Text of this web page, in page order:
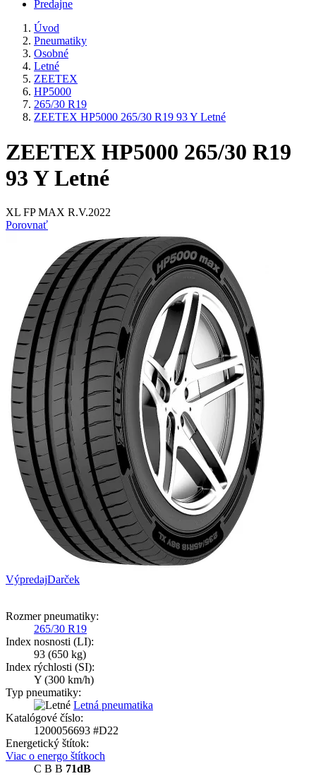
Predajne
Úvod
Pneumatiky
Osobné
Letné
ZEETEX
HP5000
265/30 R19
ZEETEX HP5000 265/30 R19 93 Y Letné
ZEETEX HP5000 265/30 R19
93 Y Letné
XL FP MAX R.V.2022
Porovnať
VýpredajDarček
Rozmer pneumatiky:
265/30 R19
Index nosnosti (LI):
93 (650 kg)
Index rýchlosti (SI):
Y (300 km/h)
Typ pneumatiky:
Letná pneumatika
Katalógové číslo:
1200056693 #D22
Energetický štítok:
Viac o energo štítkoch
C B B 71dB